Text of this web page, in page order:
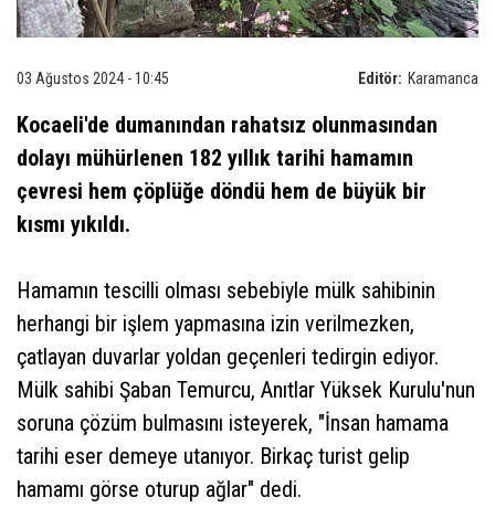
Editör: Karamanca
03 Ağustos 2024 - 10:45
Kocaeli'de dumanından rahatsız olunmasından
dolayı mühürlenen 182 yıllık tarihi hamamın
çevresi hem çöplüğe döndü hem de büyük bir
kısmı yıkıldı.
Hamamın tescilli olması sebebiyle mülk sahibinin
herhangi bir işlem yapmasına izin verilmezken,
çatlayan duvarlar yoldan geçenleri tedirgin ediyor.
Mülk sahibi Şaban Temurcu, Anıtlar Yüksek Kurulu'nun
soruna çözüm bulmasını isteyerek, "İnsan hamama
tarihi eser demeye utanıyor. Birkaç turist gelip
hamamı görse oturup ağlar" dedi.